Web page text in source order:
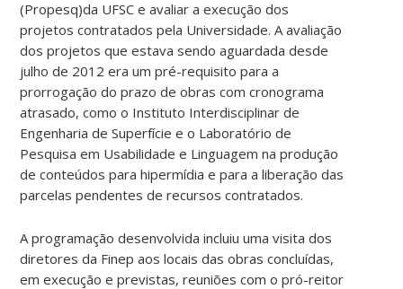
(Propesq)da UFSC e avaliar a execução dos
projetos contratados pela Universidade. A avaliação
dos projetos que estava sendo aguardada desde
julho de 2012 era um pré-requisito para a
prorrogação do prazo de obras com cronograma
atrasado, como o Instituto Interdisciplinar de
Engenharia de Superfície e o Laboratório de
Pesquisa em Usabilidade e Linguagem na produção
de conteúdos para hipermídia e para a liberação das
parcelas pendentes de recursos contratados.
A programação desenvolvida incluiu uma visita dos
diretores da Finep aos locais das obras concluídas,
em execução e previstas, reuniões com o pró-reitor